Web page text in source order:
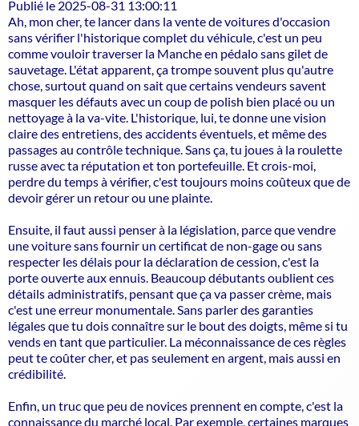
Publié le 2025-08-31 13:00:11
Ah, mon cher, te lancer dans la vente de voitures d'occasion
sans vérifier l'historique complet du véhicule, c'est un peu
comme vouloir traverser la Manche en pédalo sans gilet de
sauvetage. L'état apparent, ça trompe souvent plus qu'autre
chose, surtout quand on sait que certains vendeurs savent
masquer les défauts avec un coup de polish bien placé ou un
nettoyage à la va-vite. L'historique, lui, te donne une vision
claire des entretiens, des accidents éventuels, et même des
passages au contrôle technique. Sans ça, tu joues à la roulette
russe avec ta réputation et ton portefeuille. Et crois-moi,
perdre du temps à vérifier, c'est toujours moins coûteux que de
devoir gérer un retour ou une plainte.
Ensuite, il faut aussi penser à la législation, parce que vendre
une voiture sans fournir un certificat de non-gage ou sans
respecter les délais pour la déclaration de cession, c'est la
porte ouverte aux ennuis. Beaucoup débutants oublient ces
détails administratifs, pensant que ça va passer crème, mais
c'est une erreur monumentale. Sans parler des garanties
légales que tu dois connaître sur le bout des doigts, même si tu
vends en tant que particulier. La méconnaissance de ces règles
peut te coûter cher, et pas seulement en argent, mais aussi en
crédibilité.
Enfin, un truc que peu de novices prennent en compte, c'est la
connaissance du marché local. Par exemple, certaines marques